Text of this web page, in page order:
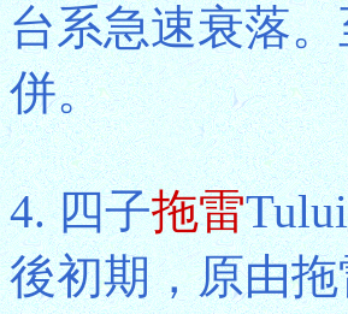
台系急速衰落
併。
4. 四子拖雷
後初期，原由